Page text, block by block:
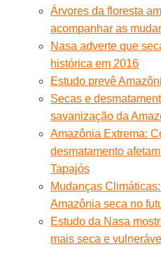
Árvores da floresta
acompanhar as
Nasa adverte que
histórica em 2016
Estudo prevê
Secas e
savanização da
Amazônia Extrema:
desmatamento
Tapajós
Mudanças
Amazônia seca no
Estudo da Nasa
mais seca e vulnerável